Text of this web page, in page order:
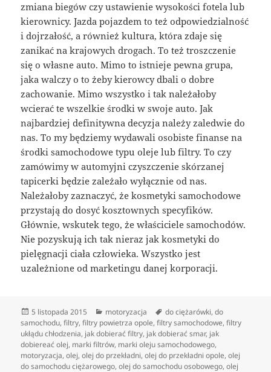
zmiana biegów czy ustawienie wysokości fotela lub
kierownicy. Jazda pojazdem to też odpowiedzialność
i dojrzałość, a również kultura, która zdaje się
zanikać na krajowych drogach. To też troszczenie
się o własne auto. Mimo to istnieje pewna grupa,
jaka walczy o to żeby kierowcy dbali o dobre
zachowanie. Mimo wszystko i tak należałoby
wcierać te wszelkie środki w swoje auto. Jak
najbardziej definitywna decyzja należy zaledwie do
nas. To my będziemy wydawali osobiste finanse na
środki samochodowe typu oleje lub filtry. To czy
zamówimy w automyjni czyszczenie skórzanej
tapicerki będzie zależało wyłącznie od nas.
Należałoby zaznaczyć, że kosmetyki samochodowe
przystają do dosyć kosztownych specyfików.
Głównie, wskutek tego, że właściciele samochodów.
Nie pozyskują ich tak nieraz jak kosmetyki do
pielęgnacji ciała człowieka. Wszystko jest
uzależnione od marketingu danej korporacji.
Data
publikacji
5 listopada 2015 Kategorie
motoryzacja Tagi
do ciężarówki,do
samochodu,filtry,filtry powietrza opole,filtry samochodowe,filtry
ukłądu chłodzenia, jak dobierać filtry, jak dobierać smar, jak
dobiereać olej, marki filtrów, marki oleju samochodowego,
motoryzacja,olej,olej do przekładni,olej do przekładni opole,olej
do samochodu ciężarowego,olej do samochodu osobowego,olej